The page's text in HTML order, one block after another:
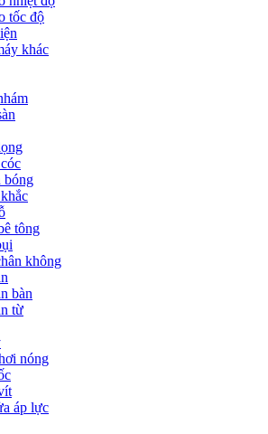
tốc độ
khác
bóng
tông
không
bàn
từ
nóng
áp lực